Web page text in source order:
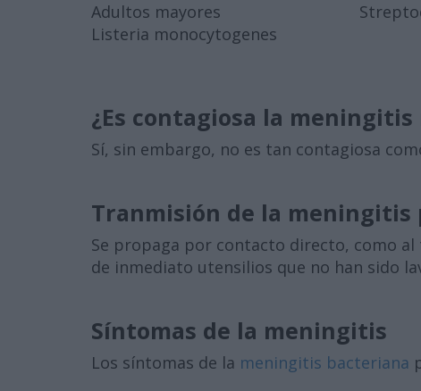
Adultos mayores Streptococcus
Listeria monocytogenes
¿Es contagiosa la meningitis
Sí, sin embargo, no es tan contagiosa
Tranmisión de la meningitis
Se propaga por contacto directo, como
de inmediato utensilios que no han sido
Síntomas de la meningitis
Los síntomas de la meningitis bacteriana